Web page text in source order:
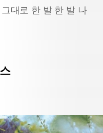
대로 한 발 한 발 나